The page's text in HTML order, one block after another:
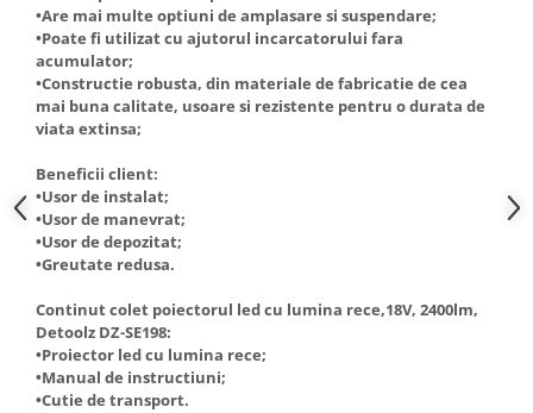
Truse de scule
Truse de lipit PPR
Ventuze cu brate pentru transport
Vibratoare beton
Masini de spalat rufe cu uscator
Uscatoare de rufe
Masini de facut paine
Pachete electrocasnice
Seturi oale
SANDWICH MAKER
Storcatoare de fructe
Televizoare
•Are mai multe optiuni de amplasare si suspendare;
•Poate fi utilizat cu ajutorul incarcatorului fara
acumulator;
•Constructie robusta, din materiale de fabricatie de cea
mai buna calitate, usoare si rezistente pentru o durata de
viata extinsa;
Beneficii client:
•Usor de instalat;
•Usor de manevrat;
•Usor de depozitat;
•Greutate redusa.
Continut colet poiectorul led cu lumina rece,18V, 2400lm,
Detoolz DZ-SE198:
•Proiector led cu lumina rece;
•Manual de instructiuni;
•Cutie de transport.